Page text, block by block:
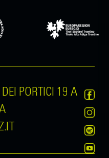
PORTICI 19 A